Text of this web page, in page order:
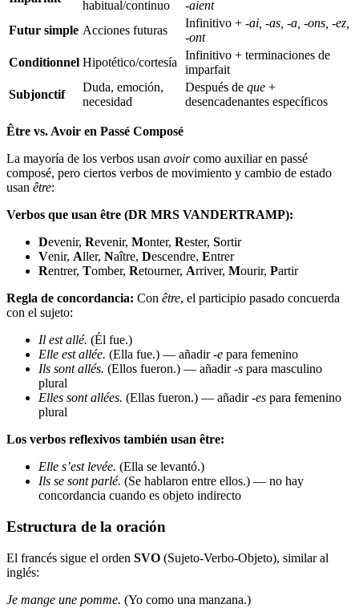
habitual/continuo
-aient
Futur simple Acciones futuras
Infinitivo + -ai, -as, -a, -ons, -ez,
-ont
Conditionnel Hipotético/cortesía
Infinitivo + terminaciones de
imparfait
Subjonctif
Duda, emoción,
necesidad
Después de que +
desencadenantes específicos
Être vs. Avoir en Passé Composé
La mayoría de los verbos usan avoircomo auxiliar en passé
composé, pero ciertos verbos de movimiento y cambio de estado
usan être:
Verbos que usan être (DR MRS VANDERTRAMP):
Devenir, Revenir, Monter, Rester, Sortir
Venir, Aller, Naître, Descendre, Entrer
Rentrer, Tomber, Retourner, Arriver, Mourir, Partir
Regla de concordancia: Con être, el participio pasado concuerda
con el sujeto:
Il est allé. (Él fue.)
Elle est allée. (Ella fue.) — añadir-e para femenino
Ils sont allés. (Ellos fueron.) — añadir-s para masculino
plural
Elles sont allées. (Ellas fueron.) — añadir-es para femenino
plural
Los verbos reflexivos también usan être:
Elle s’est levée. (Ella se levantó.)
Ils se sont parlé. (Se hablaron entre ellos.) — no hay
concordancia cuando es objeto indirecto
Estructura de la oración
El francés sigue el orden SVO (Sujeto-Verbo-Objeto), similar al
inglés:
Je mange une pomme. (Yo como una manzana.)